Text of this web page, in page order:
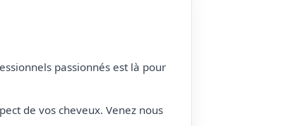
passionnés est là pour
de vos cheveux. Venez nous